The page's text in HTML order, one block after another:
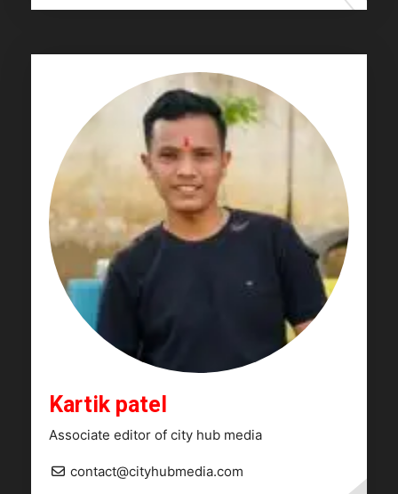
Kartik patel
Associate editor of city hub media
contact@cityhubmedia.com